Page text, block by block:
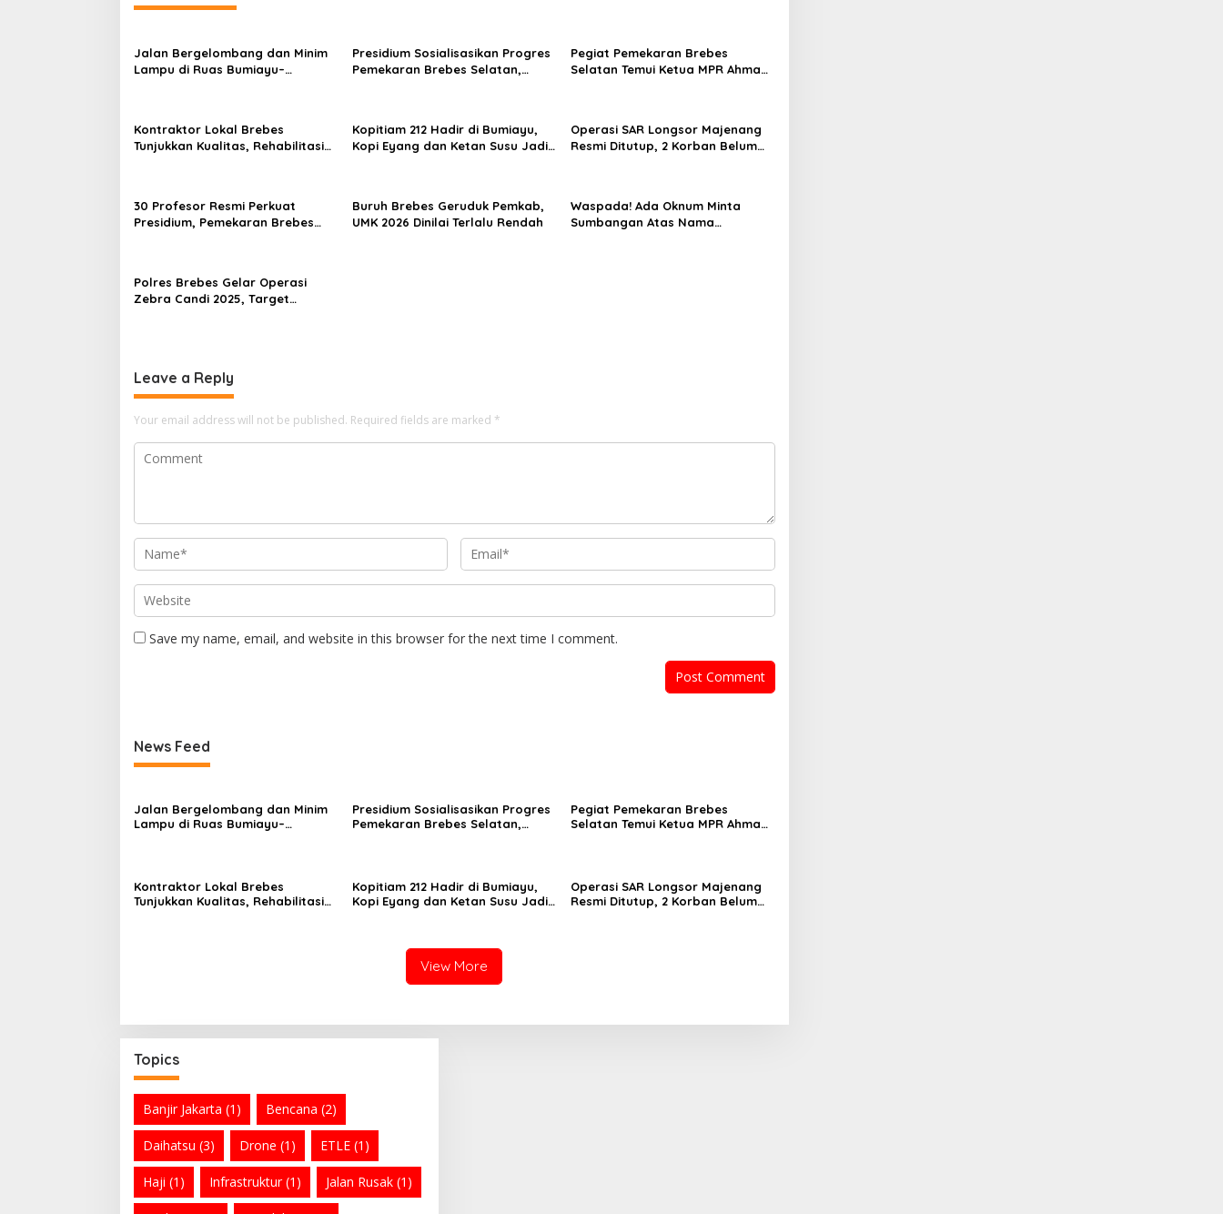
Jalan Bergelombang dan Minim
Lampu di Ruas Bumiayu–
Presidium Sosialisasikan Progres
Pemekaran Brebes Selatan,
Pegiat Pemekaran Brebes
Selatan Temui Ketua MPR Ahmad
Kontraktor Lokal Brebes
Tunjukkan Kualitas, Rehabilitasi
Kopitiam 212 Hadir di Bumiayu,
Kopi Eyang dan Ketan Susu Jadi
Operasi SAR Longsor Majenang
Resmi Ditutup, 2 Korban Belum
30 Profesor Resmi Perkuat
Presidium, Pemekaran Brebes
Buruh Brebes Geruduk Pemkab,
UMK 2026 Dinilai Terlalu Rendah
Waspada! Ada Oknum Minta
Sumbangan Atas Nama
Polres Brebes Gelar Operasi
Zebra Candi 2025, Target
Leave a Reply
Your email address will not be published. Required fields are marked *
Save my name, email, and website in this browser for the next time I comment.
News Feed
Jalan Bergelombang dan Minim
Lampu di Ruas Bumiayu–
Presidium Sosialisasikan Progres
Pemekaran Brebes Selatan,
Pegiat Pemekaran Brebes
Selatan Temui Ketua MPR Ahmad
Kontraktor Lokal Brebes
Tunjukkan Kualitas, Rehabilitasi
Kopitiam 212 Hadir di Bumiayu,
Kopi Eyang dan Ketan Susu Jadi
Operasi SAR Longsor Majenang
Resmi Ditutup, 2 Korban Belum
View More
Topics
Banjir Jakarta (1) Bencana (2)
Daihatsu (3) Drone (1) ETLE (1)
Haji (1) Infrastruktur(1) Jalan Rusak (1)